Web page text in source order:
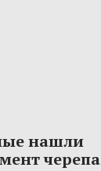
нашли
черепа